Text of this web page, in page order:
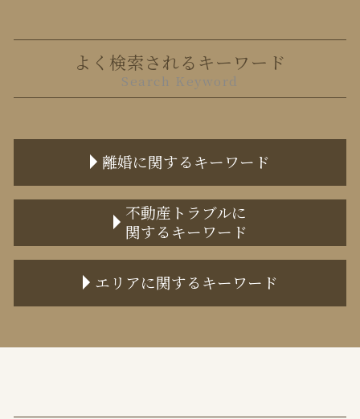
よく検索されるキーワード
Search Keyword
離婚に関するキーワード
不貞行為 離婚できない
離婚届 提出先
親権者とは
財産分与 住宅ローン
不動産トラブルに
関するキーワード
事業用 賃貸借契約書
エリアに関するキーワード
港区 離婚 弁護士